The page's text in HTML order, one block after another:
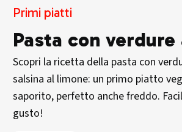
Primi piatti
Pasta con
Scopri la ricetta della pasta con
salsina al limone: un primo piatto
saporito, perfetto anche freddo.
gusto!